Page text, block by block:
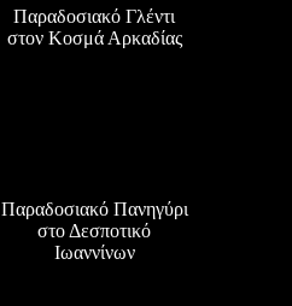
Παραδοσιακό Γλέντι
στον Κοσμά Αρκαδίας
Παραδοσιακό Πανηγύρι
στο Δεσποτικό
Ιωαννίνων